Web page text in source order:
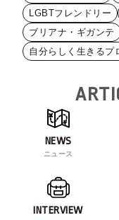
LGBTフレンドリー
ブリアナ・ギガンテ
自分らしく生きるプ
NEWS
ニュース
INTERVIEW